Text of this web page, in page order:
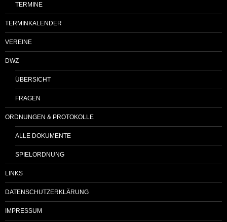
TERMINE
TERMINKALENDER
VEREINE
DWZ
ÜBERSICHT
FRAGEN
ORDNUNGEN & PROTOKOLLE
ALLE DOKUMENTE
SPIELORDNUNG
LINKS
DATENSCHUTZERKLÄRUNG
IMPRESSUM